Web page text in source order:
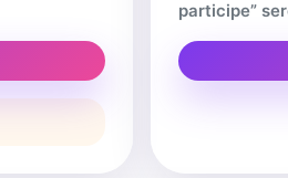
participe”